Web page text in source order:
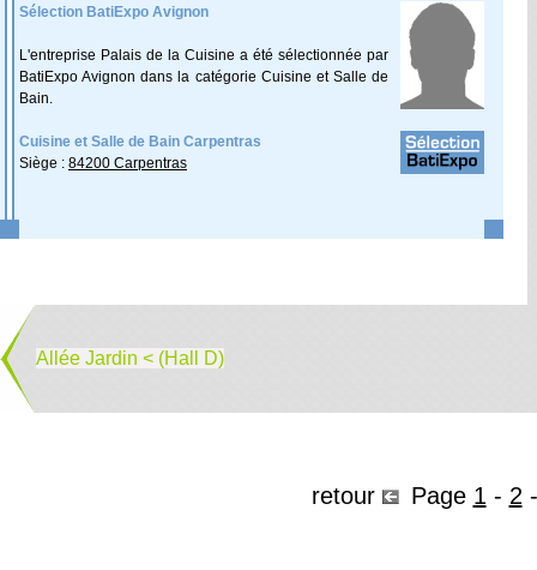
Sélection BatiExpo Avignon
L'entreprise Palais de la Cuisine a été sélectionnée par
BatiExpo Avignon dans la catégorie Cuisine et Salle de
Bain.
Cuisine et Salle de Bain Carpentras
Siège : 84200 Carpentras
Allée Jardin < (Hall D)
retour Page 1 - 2